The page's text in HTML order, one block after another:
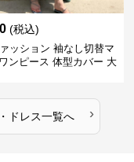
(税込)
ッション 袖なし切替マ
ンピース 体型カバー 大
ドレス一覧へ ›